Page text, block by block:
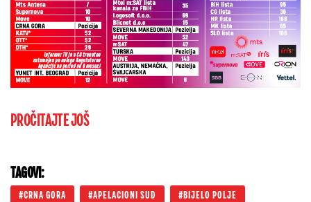
PROČITAJTE JOŠ
TAGOVI:
CRNA GORA APELACIONI SUD BIJELO POLJE